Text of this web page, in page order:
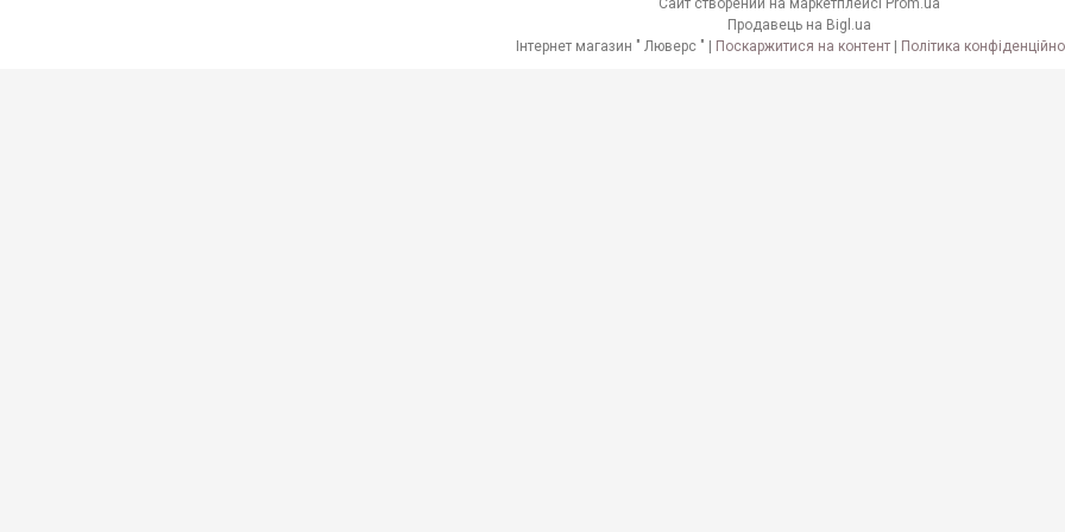
Продавець на Bigl.ua
Інтернет магазин " Люверс " | Поскаржитися на контент | Політика